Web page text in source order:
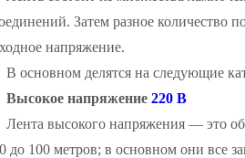
Затем разное количество
напряжение.
В основном делятся на следующие
Высокое напряжение 220 В
Лента высокого напряжения — это
до 100 метров; в основном они все